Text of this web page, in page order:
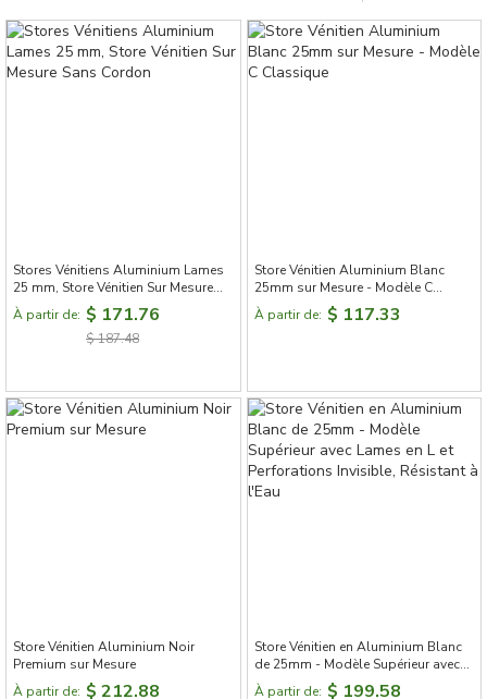
seulement bien conçus, mais aussi de qualité supérieure,
capables de donner à votre maison une personnalité et un
style uniques. Nous nous efforçons de fournir une solution
Stores Vénitiens Aluminium Lames
25 mm, Store Vénitien Sur Mesure
Sans Cordon
À partir de: $ 171.76
$ 187.48
Store Vénitien Aluminium Blanc
25mm sur Mesure - Modèle C
Classique
À partir de: $ 117.33
Store Vénitien Aluminium Noir
Premium sur Mesure
À partir de: $ 212.88
Store Vénitien en Aluminium Blanc
de 25mm - Modèle Supérieur avec
Lames en L et Perforations Invisible,
À partir de: $ 199.58